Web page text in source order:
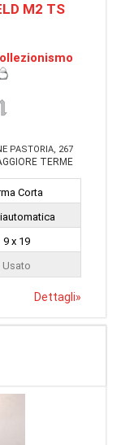
M2 TS
PASTORIA, 267
TERME
Corta
9 x 19
Usato
Dettagli»